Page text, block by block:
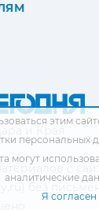
и Края
с
этим
персональных
могут
аналитические
Я согласен